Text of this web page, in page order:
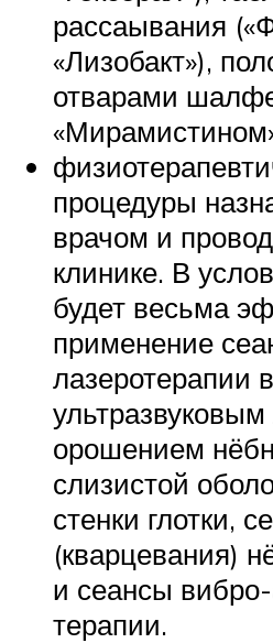
рассаывания
«Лизобакт»),
отварами
процедуры
врачом и
клинике. В
будет весьма
применение
лазеротерапии
орошением
слизистой
стенки глотки,
(кварцевания)
и сеансы вибро-
терапии.